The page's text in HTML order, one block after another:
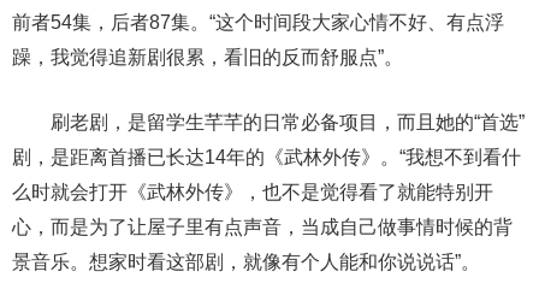
前者54集，后者87集。“这个时间段大家心情不好、有点浮
躁，我觉得追新剧很累，看旧的反而舒服点”。
刷老剧，是留学生芊芊的日常必备项目，而且她的“首选”
剧，是距离首播已长达14年的《武林外传》。“我想不到看什
么时就会打开《武林外传》，也不是觉得看了就能特别开
心，而是为了让屋子里有点声音，当成自己做事情时候的背
景音乐。想家时看这部剧，就像有个人能和你说说话”。